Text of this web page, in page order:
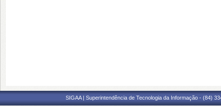
SIGAA | Superintendência de Tecnologia da Informação - (84)